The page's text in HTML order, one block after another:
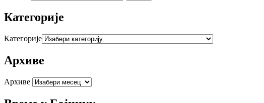
Категорије
Категорије
Архиве
Архиве